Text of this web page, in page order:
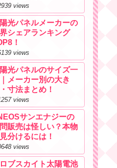
views
光パネルメーカーの
シェアランキング
！
views
光パネルのサイズ一
メーカー別の大き
寸法まとめ！
views
サンエナジーの
販売は怪しい？本物
分けるには！
views
ブスカイト太陽電池